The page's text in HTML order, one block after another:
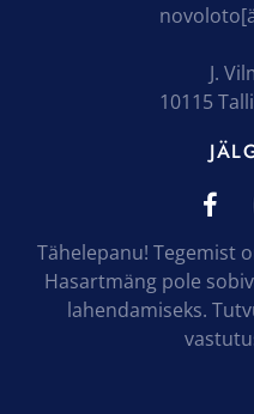
Tähelepanu! Tegemist
Hasartmäng pole
lahendamiseks.
J.
10115